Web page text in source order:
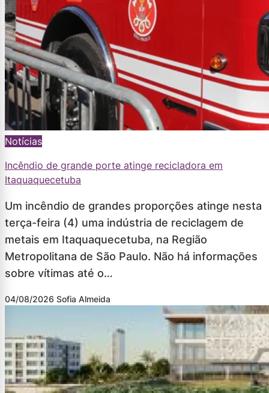
Notícias
Incêndio de grande porte atinge recicladora em
Itaquaquecetuba
Um incêndio de grandes proporções atinge nesta
terça-feira (4) uma indústria de reciclagem de
metais em Itaquaquecetuba, na Região
Metropolitana de São Paulo. Não há informações
sobre vítimas até o…
04/08/2026 Sofia Almeida